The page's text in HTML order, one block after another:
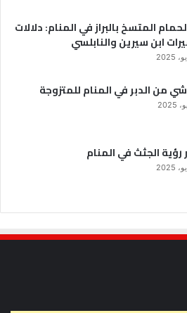
المتسخ بالبراز في المنام: دلالات
ابن سيرين والنابلسي
من الدبر في المنام للمتزوجة
الجثث في المنام